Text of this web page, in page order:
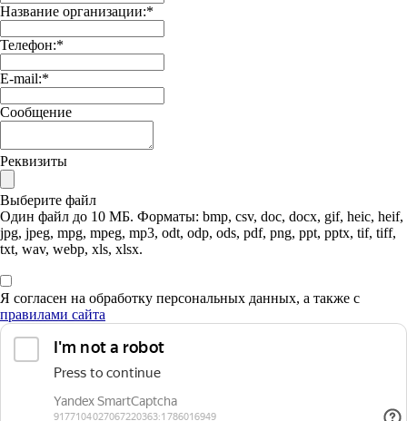
Название организации:*
Телефон:*
E-mail:*
Сообщение
Реквизиты
Выберите файл
Один файл до 10 МБ. Форматы: bmp, csv, doc, docx, gif, heic, heif,
jpg, jpeg, mpg, mpeg, mp3, odt, odp, ods, pdf, png, ppt, pptx, tif, tiff,
txt, wav, webp, xls, xlsx.
Я согласен на обработку персональных данных, а также с
правилами сайта